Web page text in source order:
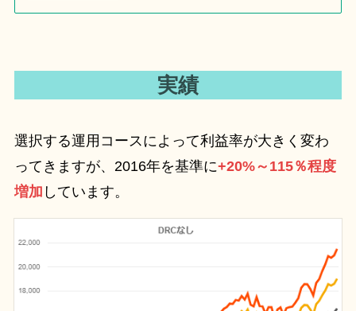
実績
選択する運用コースによって利益率が大きく変わ
ってきますが、2016年を基準に+20%～115％程度
増加 しています。